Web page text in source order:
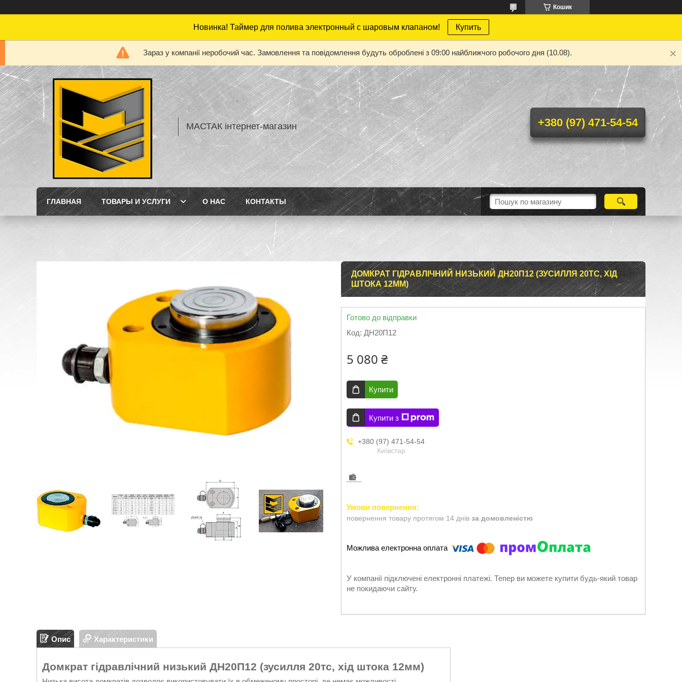
Кошик
Новинка! Таймер для полива электронный с шаровым клапаном! Купить
Зараз у компанії неробочий час. Замовлення та повідомлення будуть оброблені з 09:00 найближчого робочого дня (10.08).
МАСТАК інтернет-магазин +380 (97) 471-54-54
ГЛАВНАЯ ТОВАРЫ И УСЛУГИ О НАС КОНТАКТЫ
ДОМКРАТ ГІДРАВЛІЧНИЙ НИЗЬКИЙ ДН20П12 (ЗУСИЛЛЯ 20ТС, ХІД
ШТОКА 12ММ)
Готово до відправки
Код: ДН20П12
5 080 ₴
Купити
Купити з
+380 (97) 471-54-54
Київстар
повернення товару протягом 14 днів за домовленістю
У компанії підключені електронні платежі. Тепер ви можете купити будь-який товар
не покидаючи сайту.
Опис Характеристики
Домкрат гідравлічний низький ДН20П12 (зусилля 20тс, хід штока 12мм)